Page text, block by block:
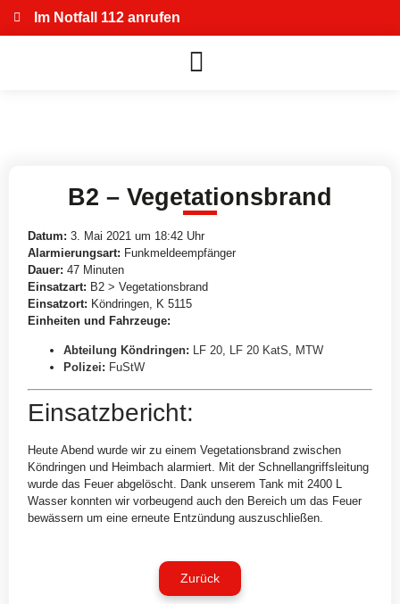
Im Notfall 112 anrufen
B2 – Vegetationsbrand
Datum: 3. Mai 2021 um 18:42 Uhr
Alarmierungsart: Funkmeldeempfänger
Dauer: 47 Minuten
Einsatzart: B2 > Vegetationsbrand
Einsatzort: Köndringen, K 5115
Einheiten und Fahrzeuge:
Abteilung Köndringen: LF 20, LF 20 KatS, MTW
Polizei: FuStW
Einsatzbericht:
Heute Abend wurde wir zu einem Vegetationsbrand zwischen
Köndringen und Heimbach alarmiert. Mit der Schnellangriffsleitung
wurde das Feuer abgelöscht. Dank unserem Tank mit 2400 L
Wasser konnten wir vorbeugend auch den Bereich um das Feuer
bewässern um eine erneute Entzündung auszuschließen.
Zurück